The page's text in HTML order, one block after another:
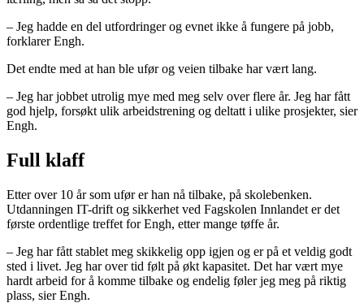
– Jeg hadde en del utfordringer og evnet ikke å fungere på jobb,
forklarer Engh.
Det endte med at han ble ufør og veien tilbake har vært lang.
– Jeg har jobbet utrolig mye med meg selv over flere år. Jeg har fått
god hjelp, forsøkt ulik arbeidstrening og deltatt i ulike prosjekter, sier
Engh.
Full klaff
Etter over 10 år som ufør er han nå tilbake, på skolebenken.
Utdanningen IT-drift og sikkerhet ved Fagskolen Innlandet er det
første ordentlige treffet for Engh, etter mange tøffe år.
– Jeg har fått stablet meg skikkelig opp igjen og er på et veldig godt
sted i livet. Jeg har over tid følt på økt kapasitet. Det har vært mye
hardt arbeid for å komme tilbake og endelig føler jeg meg på riktig
plass, sier Engh.